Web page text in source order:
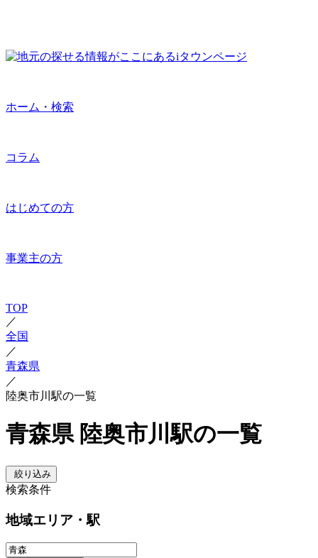
ホーム・検索
コラム
はじめての方
事業主の方
TOP
／
全国
／
青森県
／
陸奥市川駅の一覧
青森県 陸奥市川駅の一覧
絞り込み
検索条件
地域エリア・駅